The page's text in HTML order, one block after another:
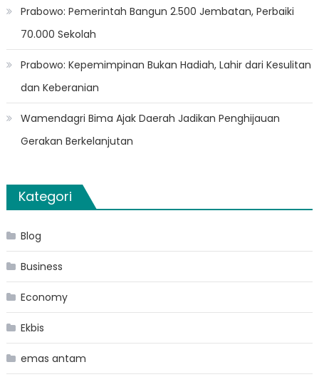
Prabowo: Pemerintah Bangun 2.500 Jembatan, Perbaiki
70.000 Sekolah
Prabowo: Kepemimpinan Bukan Hadiah, Lahir dari Kesulitan
dan Keberanian
Wamendagri Bima Ajak Daerah Jadikan Penghijauan
Gerakan Berkelanjutan
Kategori
Blog
Business
Economy
Ekbis
emas antam